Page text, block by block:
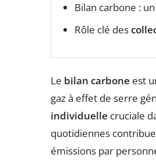
Bilan carbone :
Rôle clé des
Le bilan carbone est
gaz à effet de serre
individuelle cruciale
quotidiennes
émissions par